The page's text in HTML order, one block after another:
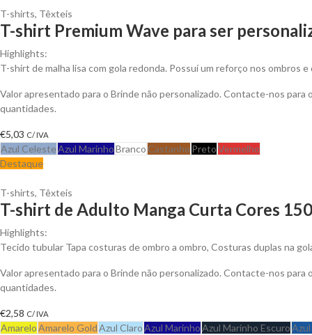
T-shirts, Têxteis
T-shirt Premium Wave para ser
Highlights:
T-shirt de malha lisa com gola redonda. Possuí um reforço nos ombros
Valor apresentado para o Brinde não personalizado. Contacte-nos
quantidades.
€5,03 C/ IVA
Azul CelesteAzul MarinhoBranco Castanho PretoVermelho
Destaque
T-shirts, Têxteis
T-shirt de Adulto Manga Curta Cores
Highlights:
Tecido tubular Tapa costuras de ombro a ombro, Costuras duplas na
Valor apresentado para o Brinde não personalizado. Contacte-nos
quantidades.
€2,58 C/ IVA
AmareloAmarelo GoldAzul ClaroAzul MarinhoAzul Marinho Escuro